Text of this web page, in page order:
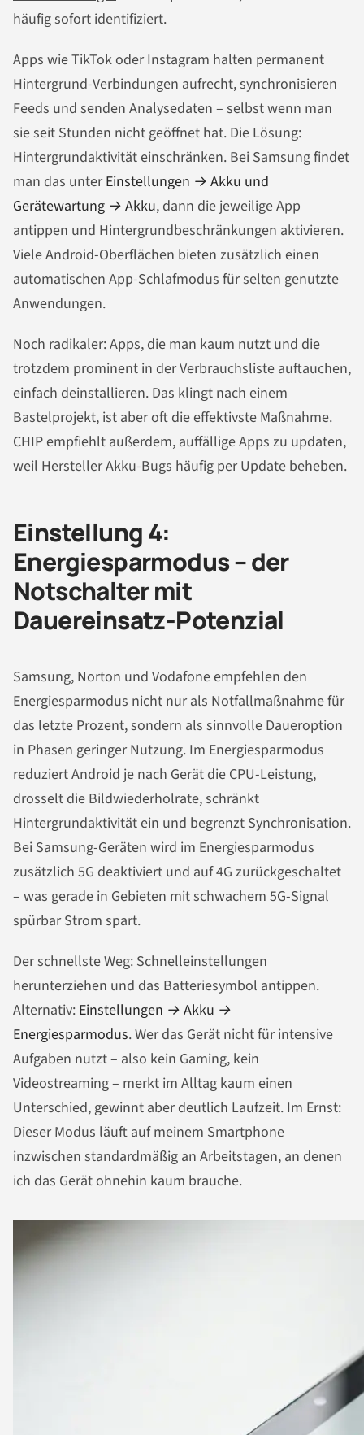
häufig sofort identifiziert.
Apps wie TikTok oder Instagram halten permanent
Hintergrund-Verbindungen aufrecht, synchronisieren
Feeds und senden Analysedaten – selbst wenn man
sie seit Stunden nicht geöffnet hat. Die Lösung:
Hintergrundaktivität einschränken. Bei Samsung findet
man das unterEinstellungen → Akku und
Gerätewartung → Akku, dann die jeweilige App
antippen und Hintergrundbeschränkungen aktivieren.
Viele Android-Oberflächen bieten zusätzlich einen
automatischen App-Schlafmodus für selten genutzte
Anwendungen.
Noch radikaler: Apps, die man kaum nutzt und die
trotzdem prominent in der Verbrauchsliste auftauchen,
einfach deinstallieren. Das klingt nach einem
Bastelprojekt, ist aber oft die effektivste Maßnahme.
CHIP empfiehlt außerdem, auffällige Apps zu updaten,
weil Hersteller Akku-Bugs häufig per Update beheben.
Einstellung 4:
Energiesparmodus – der
Notschalter mit
Dauereinsatz-Potenzial
Samsung, Norton und Vodafone empfehlen den
Energiesparmodus nicht nur als Notfallmaßnahme für
das letzte Prozent, sondern als sinnvolle Daueroption
in Phasen geringer Nutzung. Im Energiesparmodus
reduziert Android je nach Gerät die CPU-Leistung,
drosselt die Bildwiederholrate, schränkt
Hintergrundaktivität ein und begrenzt Synchronisation.
Bei Samsung-Geräten wird im Energiesparmodus
zusätzlich 5G deaktiviert und auf 4G zurückgeschaltet
– was gerade in Gebieten mit schwachem 5G-Signal
spürbar Strom spart.
Der schnellste Weg: Schnelleinstellungen
herunterziehen und das Batteriesymbol antippen.
Alternativ: Einstellungen → Akku →
Energiesparmodus. Wer das Gerät nicht für intensive
Aufgaben nutzt – also kein Gaming, kein
Videostreaming – merkt im Alltag kaum einen
Unterschied, gewinnt aber deutlich Laufzeit. Im Ernst:
Dieser Modus läuft auf meinem Smartphone
inzwischen standardmäßig an Arbeitstagen, an denen
ich das Gerät ohnehin kaum brauche.